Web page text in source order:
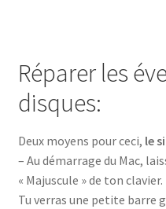
Réparer les
disques:
Deux moyens pour ceci, le
– Au démarrage du Mac,
« Majuscule » de ton clavier.
Tu verras une petite barre